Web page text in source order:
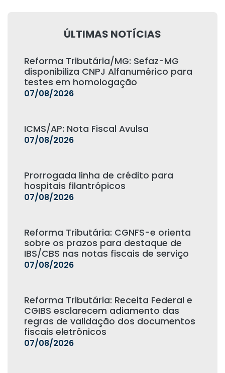
ÚLTIMAS NOTÍCIAS
Reforma Tributária/MG: Sefaz-MG
disponibiliza CNPJ Alfanumérico para
testes em homologação
07/08/2026
ICMS/AP: Nota Fiscal Avulsa
07/08/2026
Prorrogada linha de crédito para
hospitais filantrópicos
07/08/2026
Reforma Tributária: CGNFS-e orienta
sobre os prazos para destaque de
IBS/CBS nas notas fiscais de serviço
07/08/2026
Reforma Tributária: Receita Federal e
CGIBS esclarecem adiamento das
regras de validação dos documentos
fiscais eletrônicos
07/08/2026